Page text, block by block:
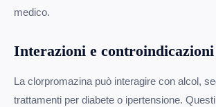
medico.
Interazioni e controindicazioni
La clorpromazina può interagire con alcol,
trattamenti per diabete o ipertensione.